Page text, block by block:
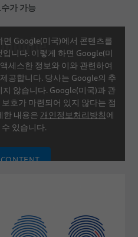
가 가능
Google(미국)에서 콘텐츠를
니다. 이렇게 하면 Google(미
세스한 정보와 이와 관련하여
공합니다. 당사는 Google의 추
않습니다. Google(미국)과 관
호가 마련되어 있지 않다는 점
한 내용은 개인정보처리방침에
있습니다.